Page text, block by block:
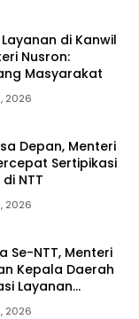
di Kanwil
Nusron:
Masyarakat
2026
Depan, Menteri
Sertipikasi
NTT
2026
Se-NTT, Menteri
Kepala Daerah
Layanan
2026